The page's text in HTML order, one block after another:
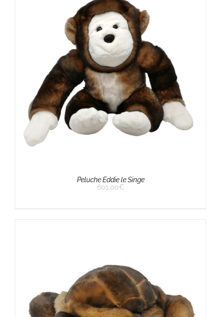
Peluche Eddie le Singe
601,00€